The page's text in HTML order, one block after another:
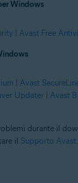
Windows
| Avast Free
| Avast
Updater | Avast
durante il
il Supporto Avast